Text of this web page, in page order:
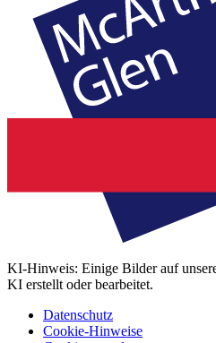
KI-Hinweis: Einige Bilder auf
KI erstellt oder bearbeitet.
Datenschutz
Cookie-Hinweise